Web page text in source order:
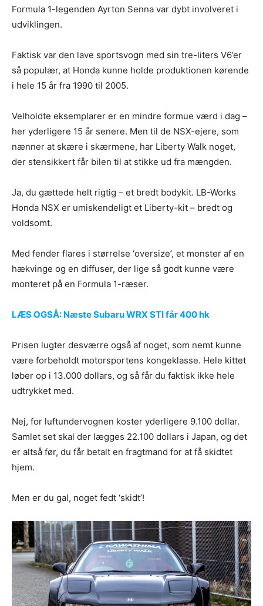
Formula 1-legenden Ayrton Senna var dybt involveret i
udviklingen.
Faktisk var den lave sportsvogn med sin tre-liters V6’er
så populær, at Honda kunne holde produktionen kørende
i hele 15 år fra 1990 til 2005.
Velholdte eksemplarer er en mindre formue værd i dag –
her yderligere 15 år senere. Men til de NSX-ejere, som
nænner at skære i skærmene, har Liberty Walk noget,
der stensikkert får bilen til at stikke ud fra mængden.
Ja, du gættede helt rigtig – et bredt bodykit. LB-Works
Honda NSX er umiskendeligt et Liberty-kit – bredt og
voldsomt.
Med fender flares i størrelse ‘oversize’, et monster af en
hækvinge og en diffuser, der lige så godt kunne være
monteret på en Formula 1-ræser.
LÆS OGSÅ: Næste Subaru WRX STI får 400 hk
Prisen lugter desværre også af noget, som nemt kunne
være forbeholdt motorsportens kongeklasse. Hele kittet
løber op i 13.000 dollars, og så får du faktisk ikke hele
udtrykket med.
Nej, for luftundervognen koster yderligere 9.100 dollar.
Samlet set skal der lægges 22.100 dollars i Japan, og det
er altså før, du får betalt en fragtmand for at få skidtet
hjem.
Men er du gal, noget fedt ‘skidt’!